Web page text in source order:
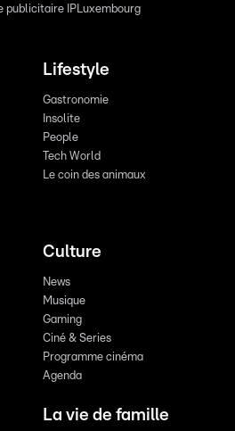
publicitaire IPLuxembourg
Lifestyle
Gastronomie
Insolite
People
Tech World
Le coin des animaux
Culture
News
Musique
Gaming
Ciné & Series
Programme cinéma
Agenda
La vie de famille